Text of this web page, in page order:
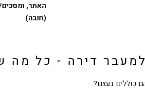
האתר,
(חובה)
למעבר דירה - כל
כוללים בעצם?